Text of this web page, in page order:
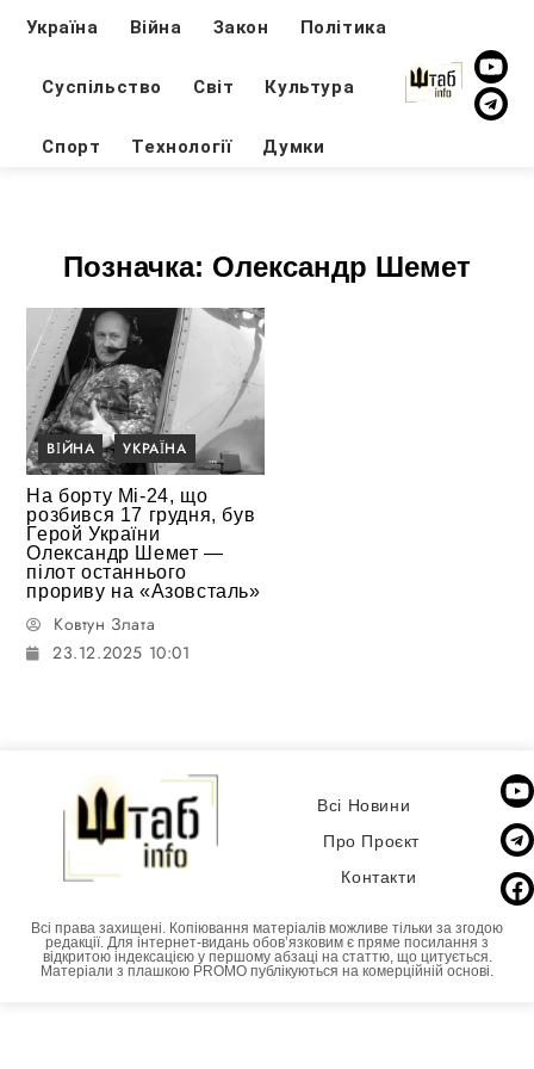
Україна Війна Закон Політика
Суспільство Світ Культура
Спорт Технології Думки
Позначка: Олександр Шемет
ВІЙНА УКРАЇНА
На борту Мі-24, що
розбився 17 грудня, був
Герой України
Олександр Шемет —
пілот останнього
прориву на «Азовсталь»
Ковтун Злата
23.12.2025 10:01
Всі Новини
Про Проєкт
Контакти
Всі права захищені. Копіювання матеріалів можливе тільки за згодою
редакції. Для інтернет-видань обовʼязковим є пряме посилання з
відкритою індексацією у першому абзаці на статтю, що цитується.
Матеріали з плашкою PROMO публікуються на комерційній основі.